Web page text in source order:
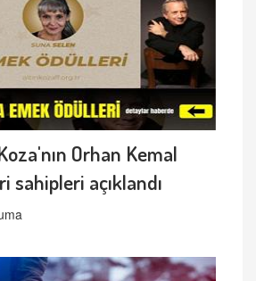
Orhan Kemal
sahipleri açıklandı